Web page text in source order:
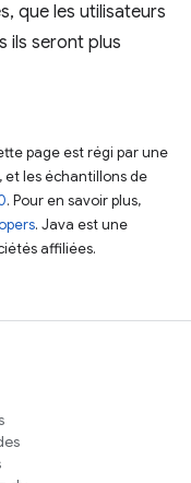
que les utilisateurs
ils seront plus
page est régi par une
, et les échantillons de
. Pour en savoir plus,
. Java est une
affiliées.